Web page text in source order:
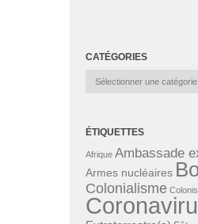
CATÉGORIES
Catégories
ÉTIQUETTES
Afrique Ambassade
Armes nucléaires
Colonialisme